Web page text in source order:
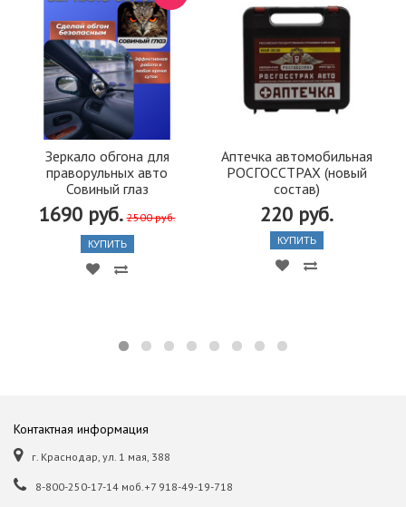
Зеркало обгона для
праворульных авто
Совиный глаз
1690 руб. 2500 руб.
КУПИТЬ
Аптечка автомобильная
РОСГОССТРАХ (новый
состав)
220 руб.
КУПИТЬ
Контактная информация
г. Краснодар, ул. 1 мая, 388
8-800-250-17-14 моб.+7 918-49-19-718